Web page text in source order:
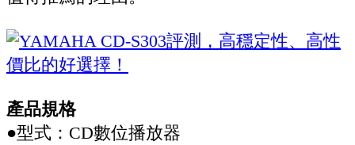
產品規格
●型式：CD數位播放器